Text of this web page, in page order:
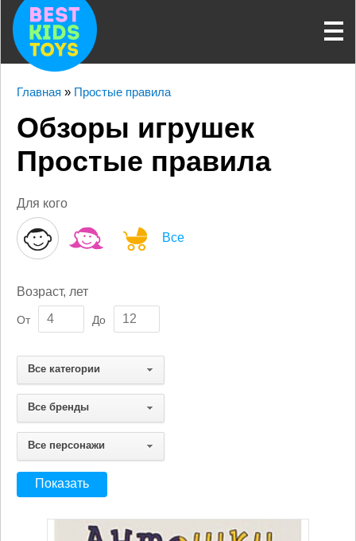
Главная » Простые правила
Обзоры игрушек
Простые правила
Для кого
Все
Возраст, лет
От До
Все категории
Все бренды
Все персонажи